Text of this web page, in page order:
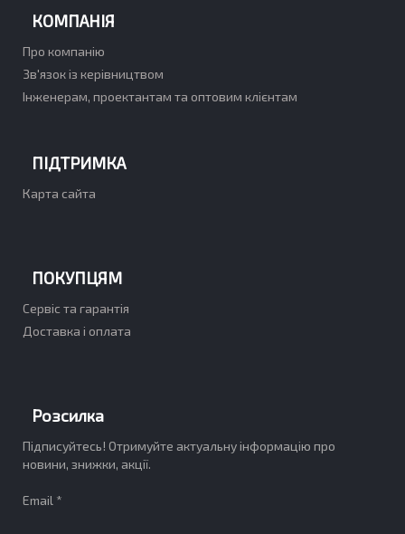
КОМПАНІЯ
Про компанію
Зв'язок із керівництвом
Інженерам, проектантам та оптовим клієнтам
ПІДТРИМКА
Карта сайта
ПОКУПЦЯМ
Сервіс та гарантія
Доставка і оплата
Розсилка
Підписуйтесь! Отримуйте актуальну інформацію про
новини, знижки, акції.
Email *